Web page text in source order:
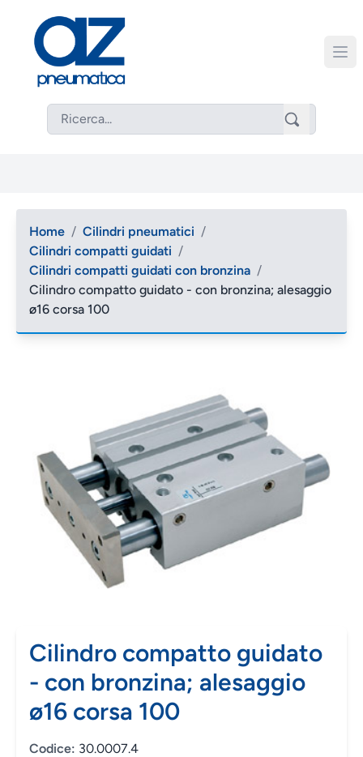
Home / Cilindri pneumatici /
Cilindri compatti guidati /
Cilindri compatti guidati con bronzina /
Cilindro compatto guidato - con bronzina; alesaggio
ø16 corsa 100
Cilindro compatto guidato
- con bronzina; alesaggio
ø16 corsa 100
Codice: 30.0007.4